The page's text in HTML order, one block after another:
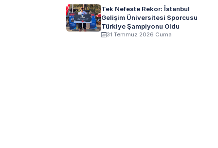
Tek Nefeste Rekor: İstanbul
Gelişim Üniversitesi Sporcusu
Türkiye Şampiyonu Oldu
31 Temmuz 2026 Cuma